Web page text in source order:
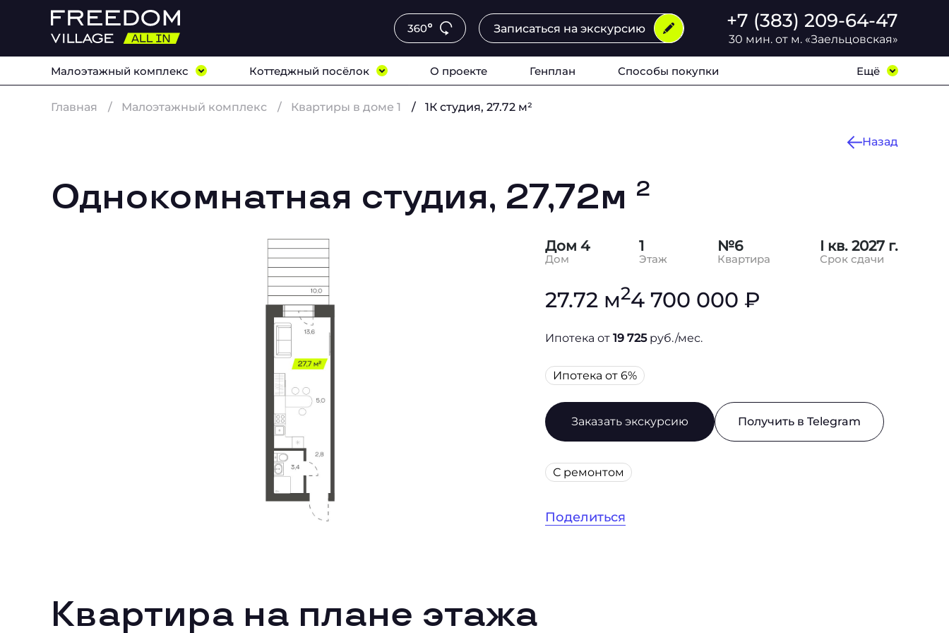
Записаться на экскурсию +7 (383) 209-64-47
30 мин. от м. «Заельцовская»
Малоэтажный комплекс Коттеджный посёлок О проекте Генплан Способы покупки Ещё
Главная Малоэтажный комплекс Квартиры в доме 1 1К студия, 27.72 м²
Назад
Однокомнатная студия, 27,72м 2
Дом 4
Дом
1
Этаж
№6
Квартира
I кв. 2027 г.
Срок сдачи
27.72 м24 700 000 ₽
Ипотека от 19 725руб./мес.
Ипотека от 6%
Заказать экскурсию Получить в Telegram
С ремонтом
Поделиться
Квартира на плане этажа